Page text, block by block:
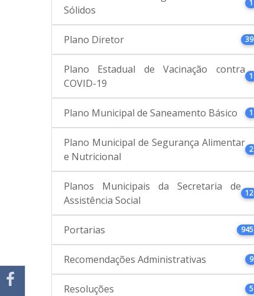
Sólidos
1
Plano Diretor 39
Plano Estadual de Vacinação contra
COVID-19
1
Plano Municipal de Saneamento Básico 1
Plano Municipal de Segurança Alimentar
e Nutricional
2
Planos Municipais da Secretaria de
Assistência Social
12
Portarias 945
Recomendações Administrativas 9
Resoluções 5